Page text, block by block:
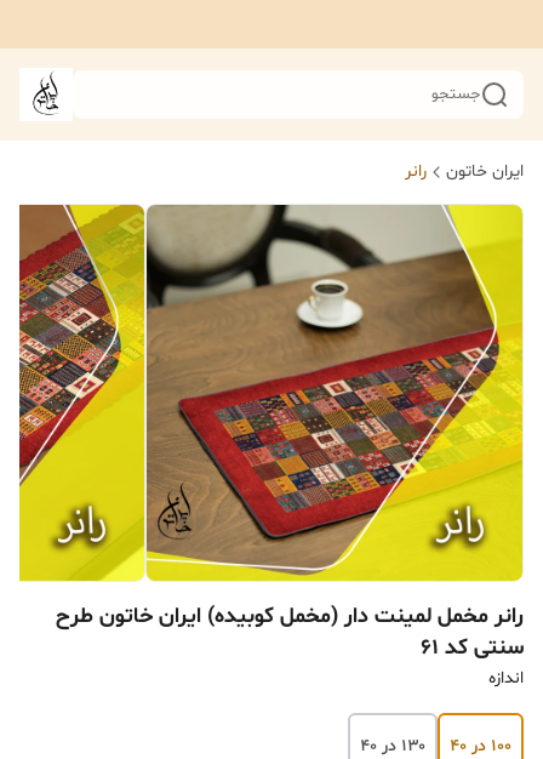
جستجو
ایران خاتون رانر
رانر مخمل لمینت دار (مخمل کوبیده) ایران خاتون طرح
سنتی کد ۶۱
اندازه
۱۰۰ در ۴۰ ۱۳۰ در ۴۰